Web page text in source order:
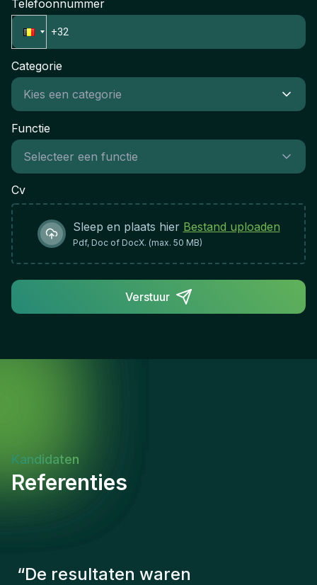
conformité réglementaire de l'établissement de
Votre succès se mesure par la qualité de vos
relations clients, le volume de ventes conclues et
votre contribution à la croissance du portefeuille
Telefoonnummer
Categorie
Functie
Cv
Sleep en plaats hier Bestand uploaden
Pdf, Doc of DocX. (max. 50 MB)
Verstuur
Kandidaten
Referenties
“De consultants van Gentis